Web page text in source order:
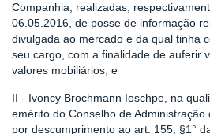
Companhia, realizadas,
06.05.2016, de posse de informação
divulgada ao mercado e da qual tinha
seu cargo, com a finalidade de auferir
valores mobiliários; e
II - Ivoncy Brochmann Ioschpe, na
emérito do Conselho de Administração
por descumprimento ao art. 155, §1°